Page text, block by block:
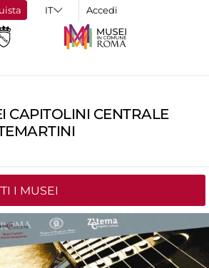
Accedi
CAPITOLINI CENTRALE
I MUSEI